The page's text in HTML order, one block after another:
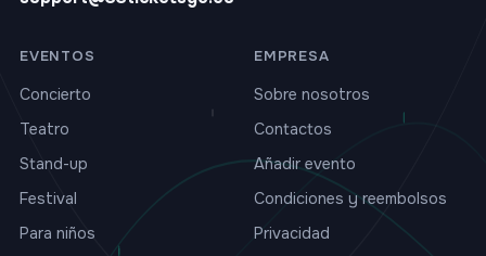
EVENTOS
Concierto
Teatro
Stand-up
Festival
Para niños
EMPRESA
Sobre nosotros
Contactos
Añadir evento
Condiciones y reembolsos
Privacidad